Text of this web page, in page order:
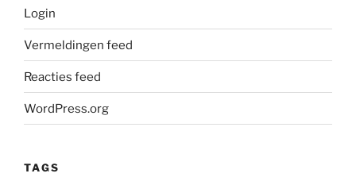
Login
Vermeldingen feed
Reacties feed
WordPress.org
TAGS